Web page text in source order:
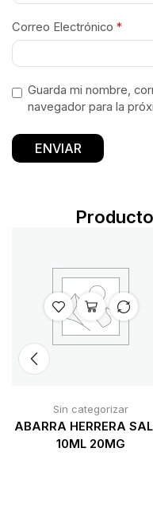
Correo Electrónico *
Guarda mi nombre,
navegador para la
Sin categorizar
ABARRA HERRERA
10ML 20MG